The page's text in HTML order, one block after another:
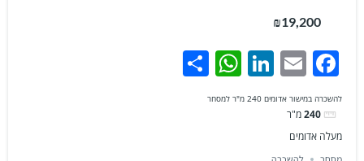
₪19,200
Facebook
Email
LinkedIn
WhatsApp
Share
להשכרה במישור אדומים 240 מ"ר למסחר
240מ"ר
מעלה אדומים